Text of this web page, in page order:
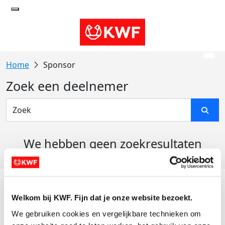
Welkom bij KWF. Fijn dat je onze website bezoekt.
We gebruiken cookies en vergelijkbare technieken om
Sponsor
Zoek een deelnemer
We hebben geen zoekresultaten
Actiematerialen
Evenementen